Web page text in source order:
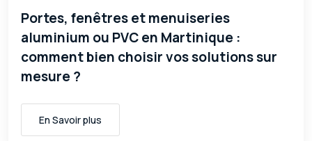
Portes, fenêtres et menuiseries
aluminium ou PVC en Martinique :
comment bien choisir vos solutions sur
mesure ?
En Savoir plus